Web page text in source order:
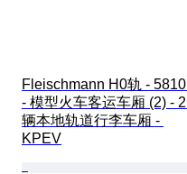
Fleischmann H0轨 - 5810
- 模型火车客运车厢 (2) - 2
辆本地轨道行李车厢 -
KPEV